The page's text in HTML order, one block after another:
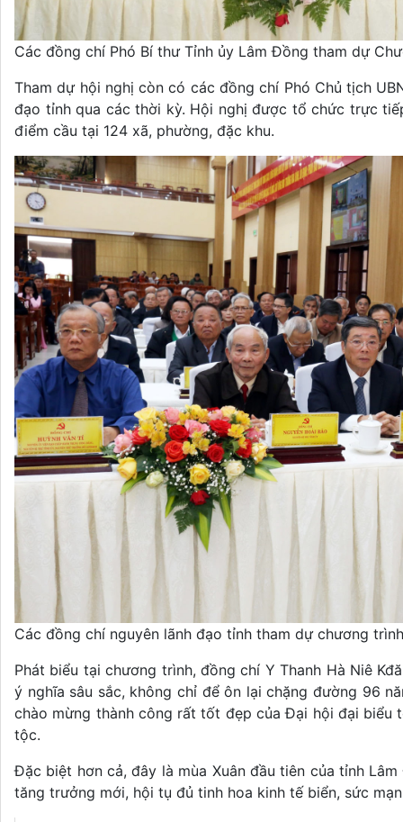
Các đồng chí Phó Bí thư Tỉnh ủy Lâm Đồng tham dự
Tham dự hội nghị còn có các đồng chí Phó Chủ tịch
đạo tỉnh qua các thời kỳ. Hội nghị được tổ chức trực
điểm cầu tại 124 xã, phường, đặc khu.
Các đồng chí nguyên lãnh đạo tỉnh tham dự chương
Phát biểu tại chương trình, đồng chí Y Thanh Hà Niê
ý nghĩa sâu sắc, không chỉ để ôn lại chặng đường 96
chào mừng thành công rất tốt đẹp của Đại hội đại biểu
tộc.
Đặc biệt hơn cả, đây là mùa Xuân đầu tiên của tỉnh
tăng trưởng mới, hội tụ đủ tinh hoa kinh tế biển, sức